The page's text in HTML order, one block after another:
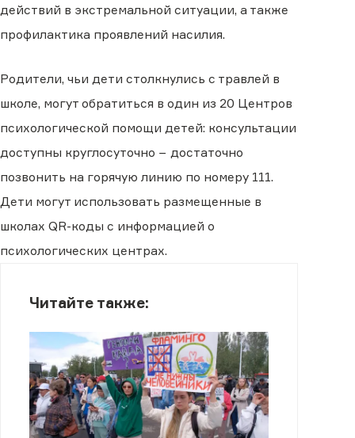
действий в экстремальной ситуации, а также
профилактика проявлений насилия.
Родители, чьи дети столкнулись с травлей в
школе, могут обратиться в один из 20 Центров
психологической помощи детей: консультации
доступны круглосуточно − достаточно
позвонить на горячую линию по номеру 111.
Дети могут использовать размещенные в
школах QR-коды с информацией о
психологических центрах.
Читайте также: